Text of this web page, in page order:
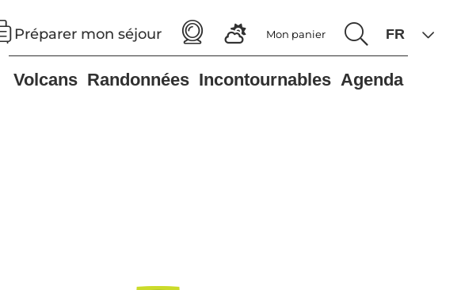
Préparer mon séjour Mon panier
Volcans Randonnées Incontournables Agenda